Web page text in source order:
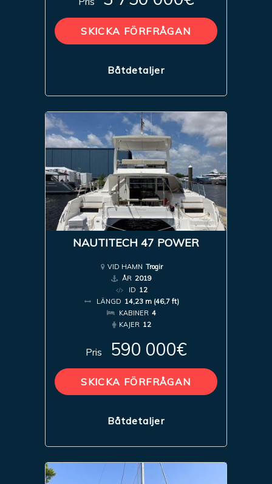
SKICKA FÖRFRÅGAN
Båtdetaljer
NAUTITECH 47 POWER
VID HAMN Trogir
ÅR 2019
ID 12
LÄNGD 14,23 m (46,7 ft)
KABINER 4
KAJER 12
Pris 590 000€
SKICKA FÖRFRÅGAN
Båtdetaljer